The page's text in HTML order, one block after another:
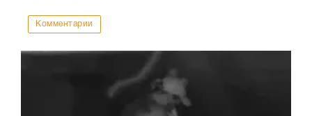
Комментарии